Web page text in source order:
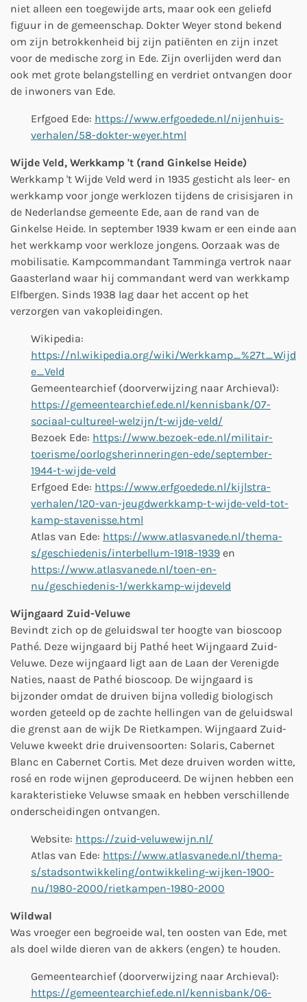
niet alleen een toegewijde arts, maar ook een geliefd
figuur in de gemeenschap. Dokter Weyer stond bekend
om zijn betrokkenheid bij zijn patiënten en zijn inzet
voor de medische zorg in Ede. Zijn overlijden werd dan
ook met grote belangstelling en verdriet ontvangen door
de inwoners van Ede.
Erfgoed Ede: https://www.erfgoedede.nl/nijenhuis-
verhalen/58-dokter-weyer.html
Wijde Veld, Werkkamp 't (rand Ginkelse Heide)
Werkkamp 't Wijde Veld werd in 1935 gesticht als leer- en
werkkamp voor jonge werklozen tijdens de crisisjaren in
de Nederlandse gemeente Ede, aan de rand van de
Ginkelse Heide. In september 1939 kwam er een einde aan
het werkkamp voor werkloze jongens. Oorzaak was de
mobilisatie. Kampcommandant Tamminga vertrok naar
Gaasterland waar hij commandant werd van werkkamp
Elfbergen. Sinds 1938 lag daar het accent op het
verzorgen van vakopleidingen.
Wikipedia:
https://nl.wikipedia.org/wiki/Werkkamp_%27t_Wijd
e_Veld
Gemeentearchief (doorverwijzing naar Archieval):
https://gemeentearchief.ede.nl/kennisbank/07-
sociaal-cultureel-welzijn/t-wijde-veld/
Bezoek Ede: https://www.bezoek-ede.nl/militair-
toerisme/oorlogsherinneringen-ede/september-
1944-t-wijde-veld
Erfgoed Ede: https://www.erfgoedede.nl/kijlstra-
verhalen/120-van-jeugdwerkkamp-t-wijde-veld-tot-
kamp-stavenisse.html
Atlas van Ede: https://www.atlasvanede.nl/thema-
s/geschiedenis/interbellum-1918-1939 en
https://www.atlasvanede.nl/toen-en-
nu/geschiedenis-1/werkkamp-wijdeveld
Wijngaard Zuid-Veluwe
Bevindt zich op de geluidswal ter hoogte van bioscoop
Pathé. Deze wijngaard bij Pathé heet Wijngaard Zuid-
Veluwe. Deze wijngaard ligt aan de Laan der Verenigde
Naties, naast de Pathé bioscoop. De wijngaard is
bijzonder omdat de druiven bijna volledig biologisch
worden geteeld op de zachte hellingen van de geluidswal
die grenst aan de wijk De Rietkampen. Wijngaard Zuid-
Veluwe kweekt drie druivensoorten: Solaris, Cabernet
Blanc en Cabernet Cortis. Met deze druiven worden witte,
rosé en rode wijnen geproduceerd. De wijnen hebben een
karakteristieke Veluwse smaak en hebben verschillende
onderscheidingen ontvangen.
Website: https://zuid-veluwewijn.nl/
Atlas van Ede: https://www.atlasvanede.nl/thema-
s/stadsontwikkeling/ontwikkeling-wijken-1900-
nu/1980-2000/rietkampen-1980-2000
Wildwal
Was vroeger een begroeide wal, ten oosten van Ede, met
als doel wilde dieren van de akkers (engen) te houden.
Gemeentearchief (doorverwijzing naar Archieval):
https://gemeentearchief.ede.nl/kennisbank/06-